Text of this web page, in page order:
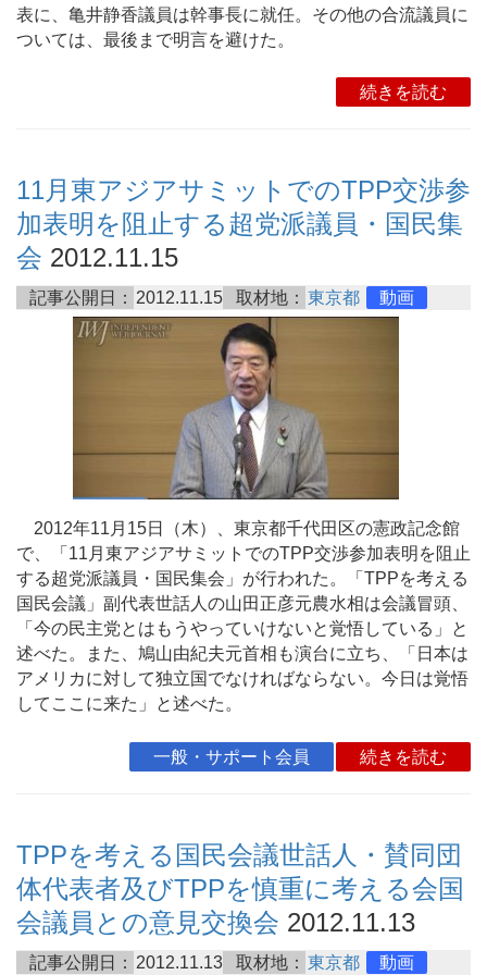
表に、亀井静香議員は幹事長に就任。その他の合流議員に
ついては、最後まで明言を避けた。
続きを読む
11月東アジアサミットでのTPP交渉参
加表明を阻止する超党派議員・国民集
会 2012.11.15
記事公開日： 2012.11.15 取材地： 東京都 動画
2012年11月15日（木）、東京都千代田区の憲政記念館
で、「11月東アジアサミットでのTPP交渉参加表明を阻止
する超党派議員・国民集会」が行われた。「TPPを考える
国民会議」副代表世話人の山田正彦元農水相は会議冒頭、
「今の民主党とはもうやっていけないと覚悟している」と
述べた。また、鳩山由紀夫元首相も演台に立ち、「日本は
アメリカに対して独立国でなければならない。今日は覚悟
してここに来た」と述べた。
一般・サポート会員 続きを読む
TPPを考える国民会議世話人・賛同団
体代表者及びTPPを慎重に考える会国
会議員との意見交換会 2012.11.13
記事公開日： 2012.11.13 取材地： 東京都 動画